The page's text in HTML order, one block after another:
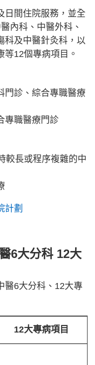
日間住院服務，並全
內科、中醫外科、
科及中醫針灸科，以
12個專病項目。
門診、綜合專職醫療
專職醫療門診
較長或程序複雜的中
計劃
6大分科 12大
醫6大分科、12大專
12大專病項目